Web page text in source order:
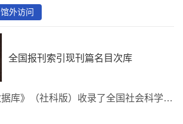
馆外访问
全国报刊索引现刊篇名目次库
《全国报刊索引数据库》（社科版）收录了全国社会科学类期刊6000多种，报纸200余种，基本上覆盖了全国邮发和非邮发的报刊。内容涉及马列主义、毛泽东思想、哲学、社会科学、政治、军事、经济、文化、科学、教育、体育、语言文字、文学、艺术、历史地理等各个学科。条目收录采取核心期刊全收、非核心期刊选收的原则，现年更新量约20余万条，为目前国内特大型文献数据库之一。